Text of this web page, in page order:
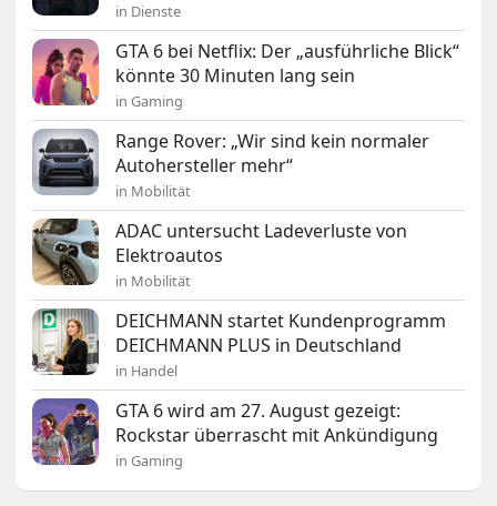
in Dienste
GTA 6 bei Netflix: Der „ausführliche Blick“
könnte 30 Minuten lang sein
in Gaming
Range Rover: „Wir sind kein normaler
Autohersteller mehr“
in Mobilität
ADAC untersucht Ladeverluste von
Elektroautos
in Mobilität
DEICHMANN startet Kundenprogramm
DEICHMANN PLUS in Deutschland
in Handel
GTA 6 wird am 27. August gezeigt:
Rockstar überrascht mit Ankündigung
in Gaming